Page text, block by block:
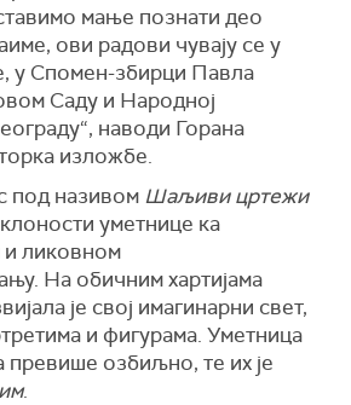
мање познати део
ови радови чувају се у
у Спомен-збирци Павла
Саду и Народној
наводи Горана
изложбе.
под називом Шаљиви цртежи
уметнице ка
и ликовном
На обичним хартијама
је свој имагинарни свет,
и фигурама. Уметница
превише озбиљно, те их је
.